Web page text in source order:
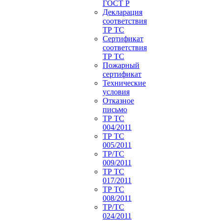
ГОСТ Р
Декларация
соответствия
ТР ТС
Сертификат
соответствия
ТР ТС
Пожарный
сертификат
Технические
условия
Отказное
письмо
ТР ТС
004/2011
ТР ТС
005/2011
ТР/ТС
009/2011
ТР ТС
017/2011
ТР ТС
008/2011
ТР/ТС
024/2011